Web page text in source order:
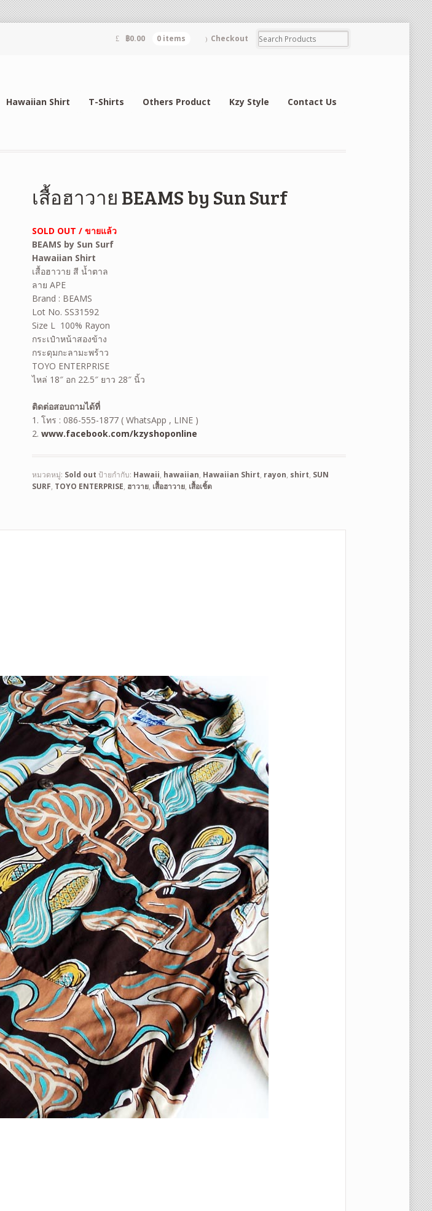
฿0.00 0 items Checkout
Hawaiian Shirt T-Shirts Others Product Kzy Style Contact Us
เสื้อฮาวาย BEAMS by Sun Surf
SOLD OUT / ขายแล้ว
BEAMS by Sun Surf
Hawaiian Shirt
เสื้อฮาวาย สี น้ำตาล
ลาย APE
Brand : BEAMS
Lot No. SS31592
Size L 100% Rayon
กระเป๋าหน้าสองข้าง
กระดุมกะลามะพร้าว
TOYO ENTERPRISE
ไหล่ 18″ อก 22.5″ ยาว 28″ นิ้ว
ติดต่อสอบถามได้ที่
1. โทร : 086-555-1877 ( WhatsApp , LINE )
2.www.facebook.com/kzyshoponline
หมวดหมู่: Sold out ป้ายกำกับ: Hawaii, hawaiian, Hawaiian Shirt, rayon, shirt, SUN
SURF, TOYO ENTERPRISE, ฮาวาย, เสื้อฮาวาย, เสื้อเชิ้ต